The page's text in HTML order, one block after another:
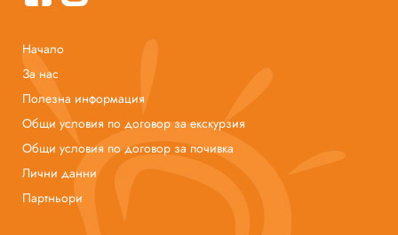
Начало
За нас
Полезна информация
Общи условия по договор за екскурзия
Общи условия по договор за почивка
Лични данни
Партньори